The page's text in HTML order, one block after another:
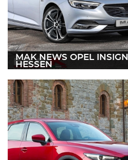
2021
2019
2018
2017
Julio
Febrero
Enero
MAK NEWS OPEL
HESSEN
11 julio 2017